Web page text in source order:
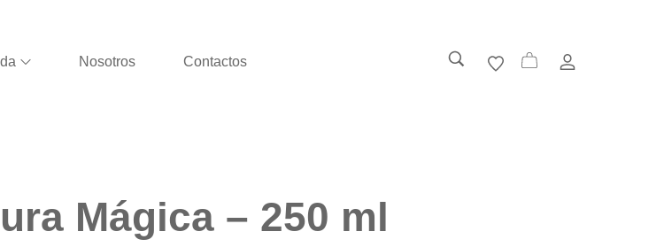
Nosotros Contactos
Mágica – 250 ml